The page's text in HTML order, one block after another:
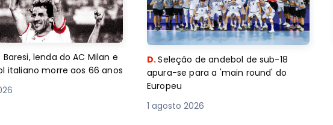
Baresi, lenda do AC Milan e
italiano morre aos 66 anos
D.Seleção de andebol de sub-18
apura-se para a 'main round' do
Europeu
1 agosto 2026